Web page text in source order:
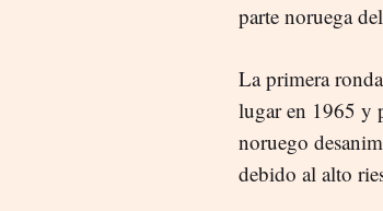
parte noruega
La primera
lugar en 1965 y
noruego
debido al alto